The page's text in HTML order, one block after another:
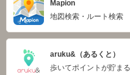
Mapion
地図検索・ルート検索
aruku&（あるくと）
歩いてポイントが貯まる